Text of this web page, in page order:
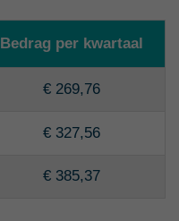
Bedrag per kwartaal
€ 269,76
€ 327,56
€ 385,37